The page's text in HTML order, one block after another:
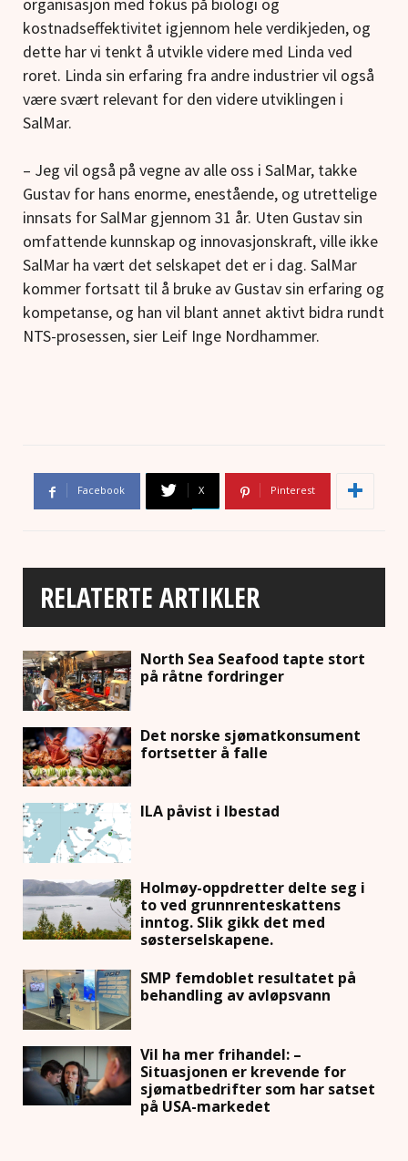
kostnadseffektivitet igjennom hele verdikjeden, og
dette har vi tenkt å utvikle videre med Linda ved
roret. Linda sin erfaring fra andre industrier vil også
være svært relevant for den videre utviklingen i
SalMar.
– Jeg vil også på vegne av alle oss i SalMar, takke
Gustav for hans enorme, enestående, og utrettelige
innsats for SalMar gjennom 31 år. Uten Gustav sin
omfattende kunnskap og innovasjonskraft, ville ikke
SalMar ha vært det selskapet det er i dag. SalMar
kommer fortsatt til å bruke av Gustav sin erfaring og
kompetanse, og han vil blant annet aktivt bidra rundt
NTS-prosessen, sier Leif Inge Nordhammer.
Facebook X Pinterest
RELATERTE ARTIKLER
North Sea Seafood tapte stort
på råtne fordringer
Det norske sjømatkonsument
fortsetter å falle
ILA påvist i Ibestad
Holmøy-oppdretter delte seg i
to ved grunnrenteskattens
inntog. Slik gikk det med
søsterselskapene.
SMP femdoblet resultatet på
behandling av avløpsvann
Vil ha mer frihandel: –
Situasjonen er krevende for
sjømatbedrifter som har satset
på USA-markedet